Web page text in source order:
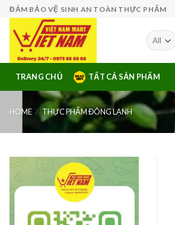
ĐẢM BẢO VỆ SINH AN TOÀN THỰC PHẨM
TRANG CHỦ TẤT CẢ SẢN PHẨM
HOME / THỰC PHẨM ĐÔNG LẠNH